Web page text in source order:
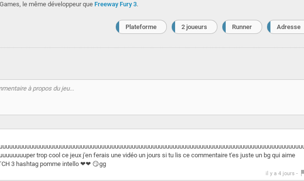
le même développeur que Freeway Fury 3.
Plateforme 2 joueurs Runner Adresse
trop cool ce jeux j'en ferais une vidéo un jours si tu lis ce commentaire t'es juste un bg qui aime
3 hashtag pomme intello ❤❤ 😏gg
il y a 4 jours -